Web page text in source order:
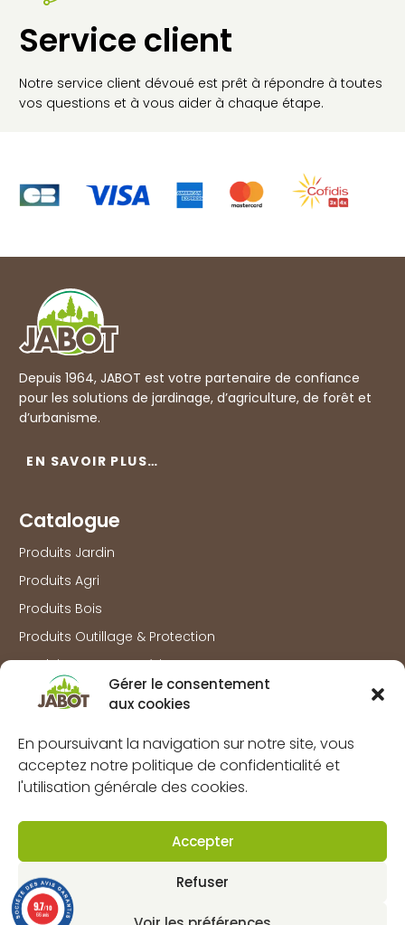
Gérer le consentement
aux cookies
En poursuivant la navigation sur notre site, vous
acceptez notre politique de confidentialité et
l'utilisation générale des cookies.
Accepter
Refuser
Service client
Notre service client dévoué est prêt à répondre à toutes
vos questions et à vous aider à chaque étape.
Depuis 1964, JABOT est votre partenaire de confiance
pour les solutions de jardinage, d’agriculture, de forêt et
d’urbanisme.
EN SAVOIR PLUS…
Catalogue
Produits Jardin
Produits Agri
Produits Bois
Produits Outillage & Protection
Produits Travaux extérieurs
Information
Marques
À propos
FAQs
Mentions légales
Politique de cookies (UE)
CGV
9.7/10
66 avis